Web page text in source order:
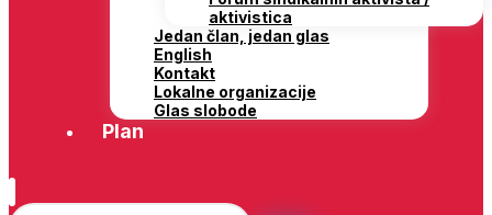
aktivistica
Jedan član, jedan glas
English
Kontakt
Lokalne organizacije
Glas slobode
Plan